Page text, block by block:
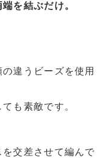
を結ぶだけ。
違うビーズを使用
も素敵です。
交差させて編んで